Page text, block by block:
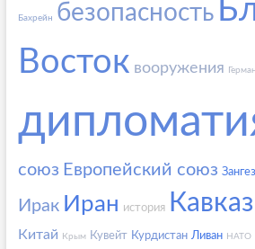
Бахрейн безопасность
Восток вооружения
союз Европейский союз
Ирак Иран история Кавказ
Китай Крым Кувейт Курдистан Ливан НАТО